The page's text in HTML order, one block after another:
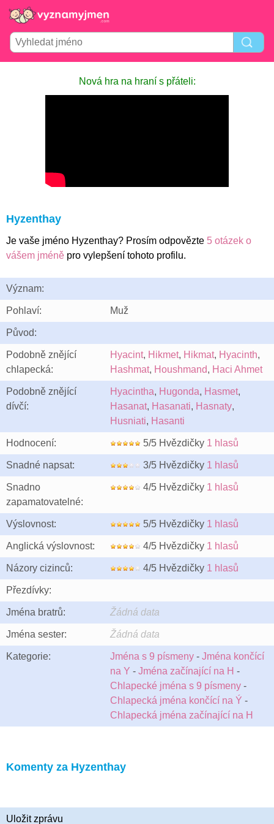
Nová hra na hraní s přáteli:
Hyzenthay
Je vaše jméno Hyzenthay? Prosím odpovězte 5 otázek o
vášem jméně pro vylepšení tohoto profilu.
Význam:
Pohlaví: Muž
Původ:
Podobně znějící
chlapecká:
Hyacint, Hikmet, Hikmat, Hyacinth,
Hashmat, Houshmand, Haci Ahmet
Podobně znějící
dívčí:
Hyacintha, Hugonda, Hasmet,
Hasanat, Hasanati, Hasnaty,
Husniati, Hasanti
Hodnocení: 5/5 Hvězdičky 1 hlasů
Snadné napsat: 3/5 Hvězdičky 1 hlasů
Snadno
zapamatovatelné:
4/5 Hvězdičky 1 hlasů
Výslovnost: 5/5 Hvězdičky 1 hlasů
Anglická výslovnost: 4/5 Hvězdičky 1 hlasů
Názory cizinců: 4/5 Hvězdičky 1 hlasů
Přezdívky:
Jména bratrů: Žádná data
Jména sester: Žádná data
Kategorie: Jména s 9 písmeny - Jména končící
na Y - Jména začínající na H -
Chlapecké jména s 9 písmeny -
Chlapecká jména končící na Ý -
Chlapecká jména začínající na H
Komenty za Hyzenthay
Uložit zprávu